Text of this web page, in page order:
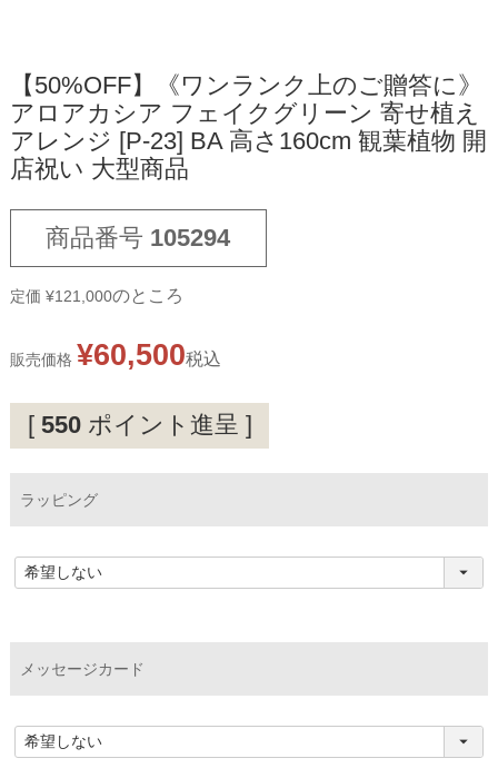
【50%OFF】《ワンランク上のご贈答に》
アロアカシア フェイクグリーン 寄せ植え
アレンジ [P-23] BA 高さ160cm 観葉植物 開
店祝い 大型商品
商品番号 105294
定価 ¥121,000のところ
販売価格 ¥60,500税込
[ 550 ポイント進呈 ]
ラッピング
メッセージカード